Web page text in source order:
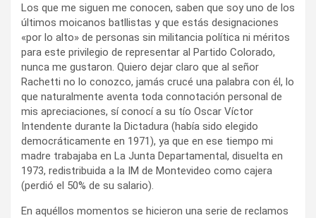
Los que me siguen me conocen, saben que soy uno de los
últimos moicanos batllistas y que estás designaciones
«por lo alto» de personas sin militancia política ni méritos
para este privilegio de representar al Partido Colorado,
nunca me gustaron. Quiero dejar claro que al señor
Rachetti no lo conozco, jamás crucé una palabra con él, lo
que naturalmente aventa toda connotación personal de
mis apreciaciones, sí conocí a su tío Oscar Víctor
Intendente durante la Dictadura (había sido elegido
democráticamente en 1971), ya que en ese tiempo mi
madre trabajaba en La Junta Departamental, disuelta en
1973, redistribuida a la IM de Montevideo como cajera
(perdió el 50% de su salario).
En aquéllos momentos se hicieron una serie de reclamos